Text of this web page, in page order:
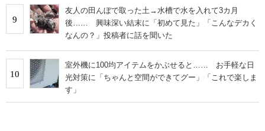
9
友人の田んぼで取った土→水槽で水を入れて3カ月
後…… 興味深い結末に「初めて見た」「こんなデカく
なんの？」投稿者に話を聞いた
10
室外機に100均アイテムをかぶせると…… お手軽な日
光対策に「ちゃんと空間ができてグー」「これで楽しま
す」